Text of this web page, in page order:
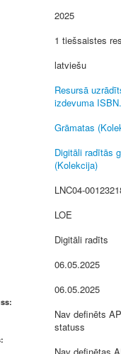
2025
1 tiešsaistes
latviešu
Resursā
izdevuma ISBN.
Grāmatas
Digitāli radītās
(Kolekcija)
LNC04-
LOE
Digitāli radīts
06.05.2025
06.05.2025
Nav definēts
statuss